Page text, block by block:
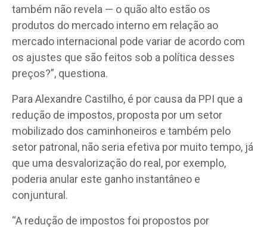
também não revela — o quão alto estão os
produtos do mercado interno em relação ao
mercado internacional pode variar de acordo com
os ajustes que são feitos sob a política desses
preços?”, questiona.
Para Alexandre Castilho, é por causa da PPI que a
redução de impostos, proposta por um setor
mobilizado dos caminhoneiros e também pelo
setor patronal, não seria efetiva por muito tempo, já
que uma desvalorização do real, por exemplo,
poderia anular este ganho instantâneo e
conjuntural.
“A redução de impostos foi propostos por